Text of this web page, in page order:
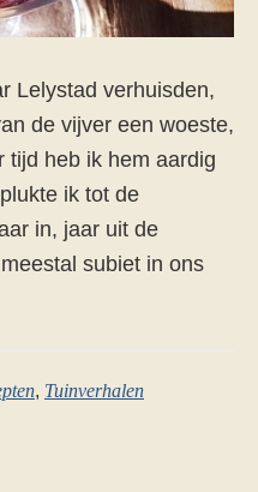
Lelystad verhuisden,
de vijver een woeste,
tijd heb ik hem aardig
ik tot de
in, jaar uit de
subiet in ons
, Tuinverhalen